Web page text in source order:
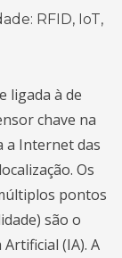
RFID, IoT,
ligada à de
chave na
a Internet das
Os
pontos
são o
(IA). A